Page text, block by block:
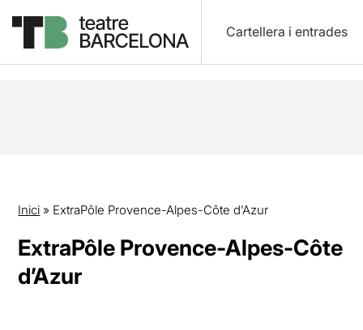
Cartellera i entrades
Inici » ExtraPôle Provence-Alpes-Côte d’Azur
ExtraPôle Provence-Alpes-Côte
d’Azur